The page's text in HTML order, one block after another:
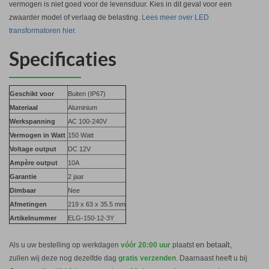
vermogen is niet goed voor de levensduur. Kies in dit geval voor een
zwaarder model of verlaag de belasting. Lees meer over LED
transformatoren hier.
Specificaties
Geschikt voor
Buiten (IP67)
Materiaal
Aluminium
Werkspanning
AC 100-240V
Vermogen in Watt 150 Watt
Voltage output
DC 12V
Ampère output
10A
Garantie
2 jaar
Dimbaar
Nee
Afmetingen
219 x 63 x 35.5 mm
Artikelnummer
ELG-150-12-3Y
Als u uw bestelling op werkdagen vóór 20:00 uur plaatsten betaalt,
zullen wij deze nog dezelfde dag gratis verzenden. Daarnaast heeft u bij